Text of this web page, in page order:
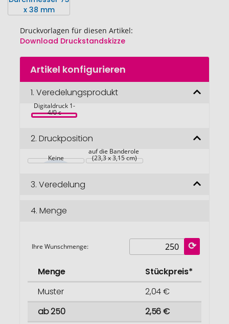
Druckvorlagen für diesen Artikel:
Download Druckstandskizze
Zum
Anfang
Bildgalerie
springen
Artikel konfigurieren
1. Veredelungsprodukt
Magnet, Ø
Digitaldruck 1-
4/0 c
2. Druckposition
Keine
auf die Banderole
(23,3 x 3,15 cm)
3. Veredelung
4. Menge
Ihre Wunschmenge:
Menge
Stückpreis*
Muster
2,04 €
ab 250
2,56 €